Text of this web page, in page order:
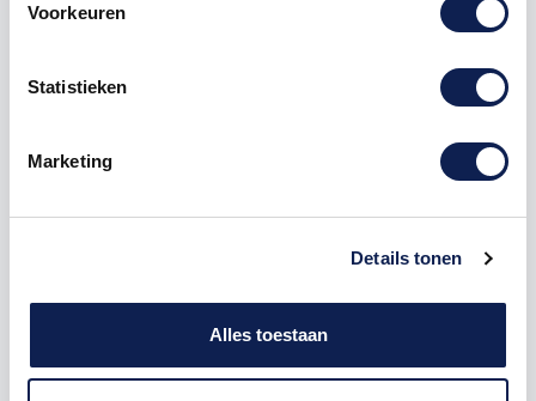
Voorkeuren
Statistieken
Marketing
Details tonen
Alles toestaan
GHS pictogramstickers
Classification and Labelling of Chemicals. GHS labels
zijn door de Verenigde Naties ontwikkeld om een
preparaten. Voorheen bepaalde ieder land voor zich
daar op werd geplakt. GHS labelling zorgt ervoor dat
er geen misverstanden ontstaan door een verschil in
Licht vlambaar pictogramsticker